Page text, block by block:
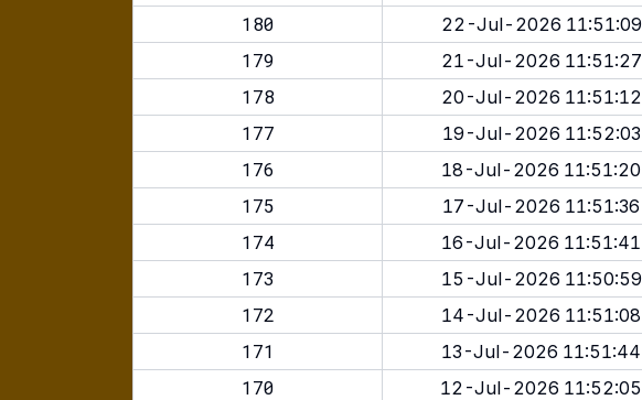
180
22-Jul-2026 11:51:09
179
21-Jul-2026 11:51:27
178
20-Jul-2026 11:51:12
177
19-Jul-2026 11:52:03
176
18-Jul-2026 11:51:20
175
17-Jul-2026 11:51:36
174
16-Jul-2026 11:51:41
173
15-Jul-2026 11:50:59
172
14-Jul-2026 11:51:08
171
13-Jul-2026 11:51:44
170
12-Jul-2026 11:52:05